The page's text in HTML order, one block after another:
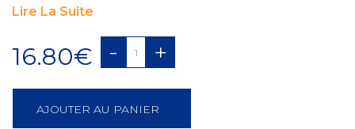
Lire La Suite
16.80€ - +
AJOUTER AU PANIER